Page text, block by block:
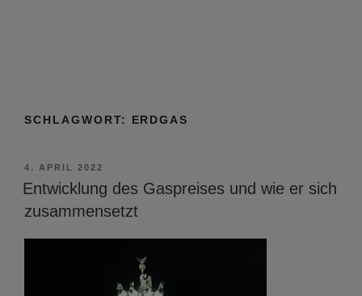
SCHLAGWORT: ERDGAS
VERÖFFENTLICHT
AM
4. APRIL 2022
Entwicklung des Gaspreises und wie er sich
zusammensetzt